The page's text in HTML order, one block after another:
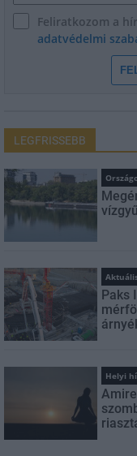
Feliratkozom a
adatvédelmi
LEGFRISSEBB
Paks
Helyi